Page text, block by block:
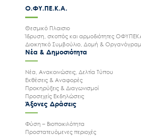
Ο.ΦΥ.ΠΕ.Κ.Α.
Θεσμικό Πλαισιο
Ίδρυση, σκοπός και αρμοδιότητες
Διοικητικό Συμβούλιο, Δομή &
Νέα & Δημοσιότητα
Νέα, Ανακοινώσεις, Δελτία Τύπου
Εκθέσεις & Αναφορές
Προκηρύξεις & Διαγωνισμοί
Προσεχείς Εκδηλώσεις
Άξονες Δράσεις
Φύση – Βιοποικιλότητα
Προστατευόμενες περιοχές